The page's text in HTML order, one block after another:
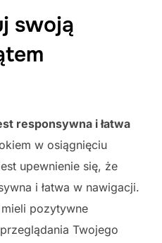
swoją
responsywna i łatwa
w osiągnięciu
upewnienie się, że
i łatwa w nawigacji.
pozytywne
Twojego